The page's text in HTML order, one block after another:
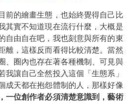
前的繪畫生態，也始終覺得自己比
其實不知道現在流行什麼，大概是
自由自在吧，我也刻意與所有的東
離，這樣反而看得比較清楚。當然
、圈內也存在著各種機制、可見與
我讓自己全然投入這個「生態系」
成天都在抱怨體制的人，那樣好像
一位創作者必須清楚意識到，藝術